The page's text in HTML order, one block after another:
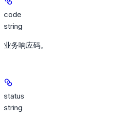
code
string
业务响应码。
status
string